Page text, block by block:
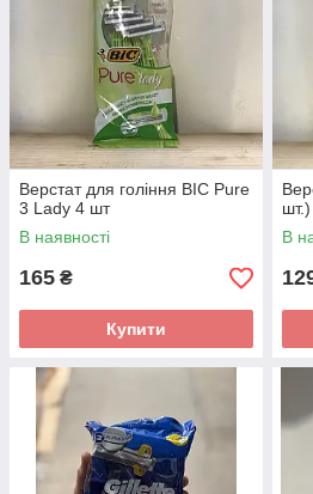
Верстат для гоління BIC Pure
3 Lady 4 шт
В наявності
165 ₴
Купити
шт.)
В